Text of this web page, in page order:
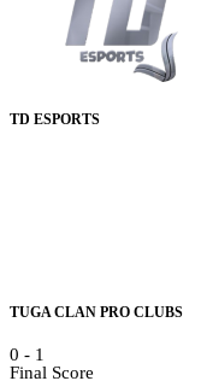
TD ESPORTS
TUGA CLAN PRO CLUBS
0 - 1
Final Score